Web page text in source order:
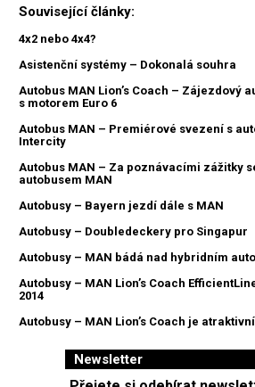
Související články:
4x2 nebo 4x4?
Asistenční systémy – Dokonalá souhra
Autobus MAN Lion’s Coach – Zájezdový
s motorem Euro 6
Autobus MAN – Premiérové svezení s
Intercity
Autobus MAN – Za poznávacími zážitky
autobusem MAN
Autobusy – Bayern jezdí dále s MAN
Autobusy – Doubledeckery pro Singapur
Autobusy – MAN bádá nad hybridním
Autobusy – MAN Lion’s Coach
2014
Autobusy – MAN Lion’s Coach je
Newsletter